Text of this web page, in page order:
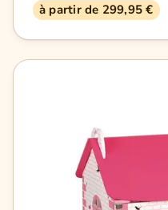
à partir de 299,95 €